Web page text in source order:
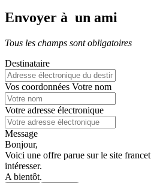
Envoyer à un ami
Tous les champs sont obligatoires
Destinataire
Vos coordonnées Votre nom
Votre adresse électronique
Message
Bonjour,
Voici une offre parue sur le site
intéresser.
A bientôt.